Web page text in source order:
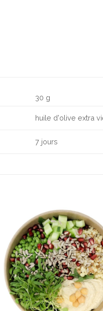
30 g
huile d'olive extra
7 jours